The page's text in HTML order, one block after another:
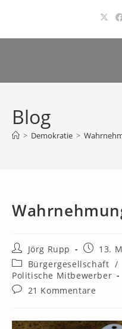
springen
Blog
> Demokratie >
Beitrags-
Autor:
Jörg Rupp
Beitrag
13.
Beitrags-
Kategorie:
Bürgergesellschaft /
Politische Mitbewerber
Beitrags-
21 Kommentare